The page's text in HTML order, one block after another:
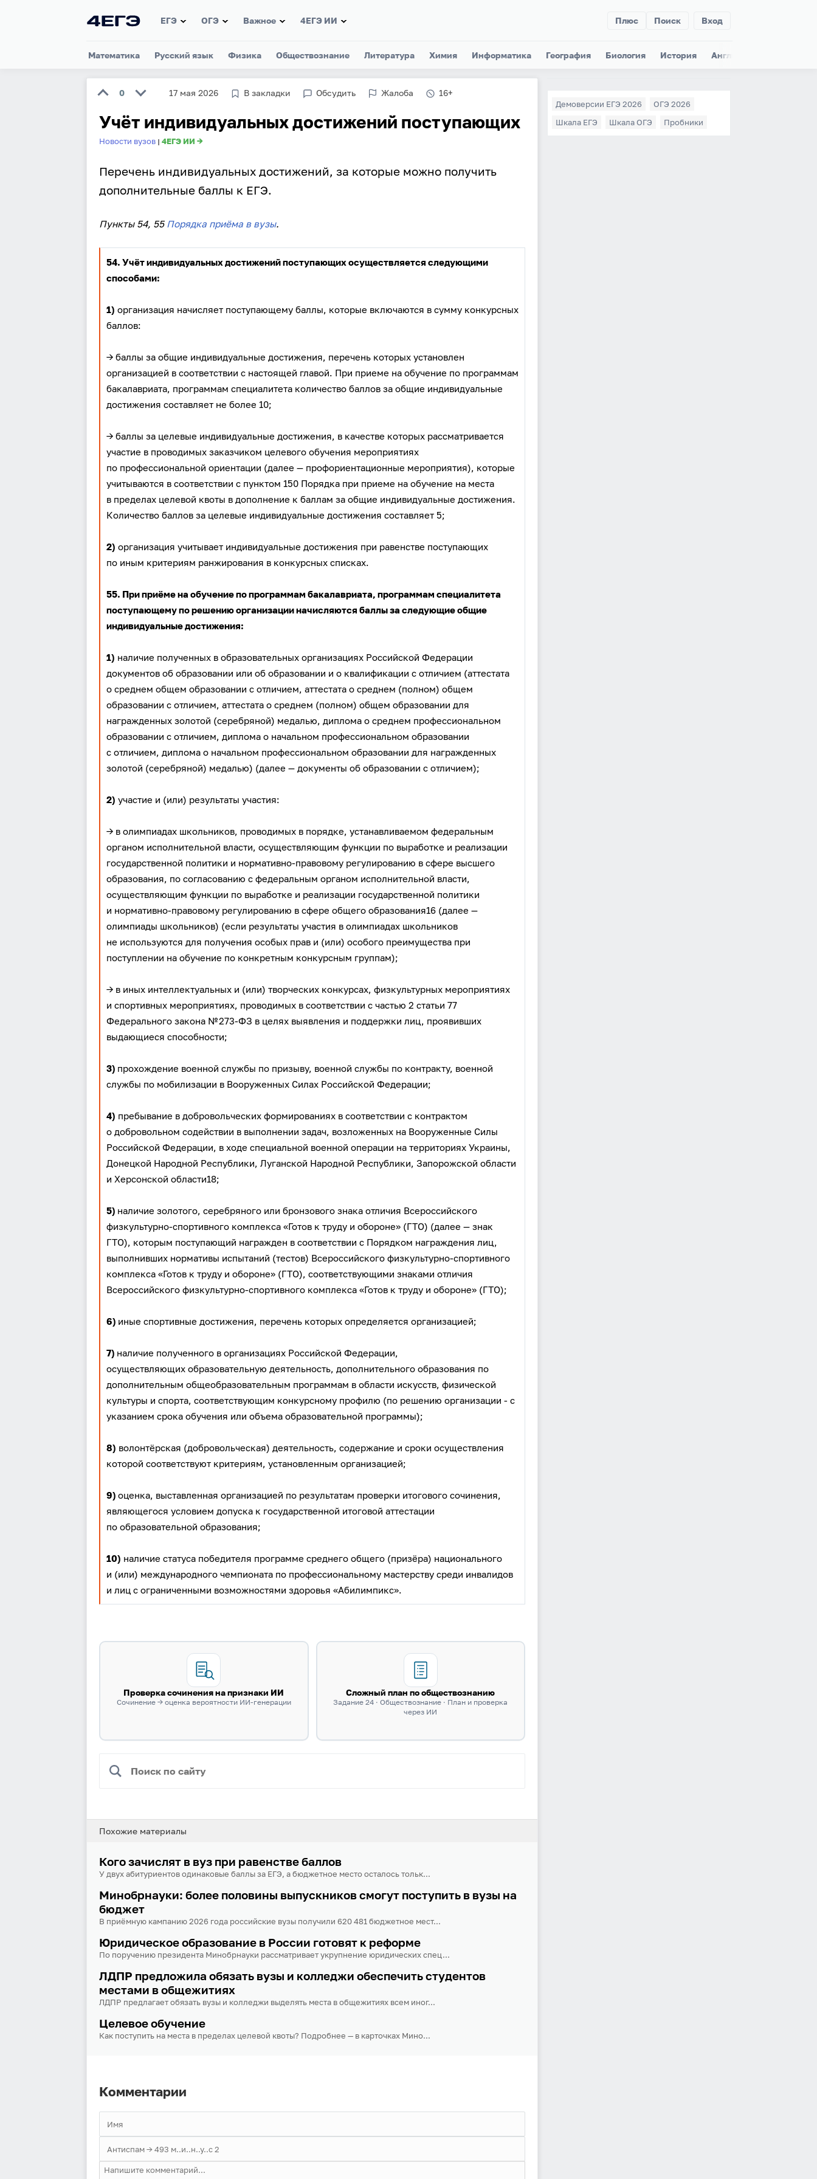
Вход Регистрация
Антиспам:Загрузка...
Даю согласие наобработку своих персональных данных
принимаюПользовательское соглашение
Войти
Войти через Вконтакте
Войти через Яндекс
ЕГЭ ОГЭ Важное 4ЕГЭ ИИ Вход
Плюс Поиск
Математика Русский язык Физика Обществознание Литература Химия Информатика География Биология История Английский
0 17 мая 2026 В закладки Обсудить Жалоба 16+
Учёт индивидуальных достижений поступающих
Новости вузов | 4ЕГЭ ИИ →
Перечень индивидуальных достижений, за которые можно получить
дополнительные баллы к ЕГЭ.
Пункты 54, 55 Порядка приёма в вузы.
54. Учёт индивидуальных достижений поступающих осуществляется следующими
способами:
1) организация начисляет поступающему баллы, которые включаются в сумму конкурсных
баллов:
→ баллы за общие индивидуальные достижения, перечень которых установлен
организацией в соответствии с настоящей главой. При приеме на обучение по программам
бакалавриата, программам специалитета количество баллов за общие индивидуальные
достижения составляет не более 10;
→ баллы за целевые индивидуальные достижения, в качестве которых рассматривается
участие в проводимых заказчиком целевого обучения мероприятиях
по профессиональной ориентации (далее — профориентационные мероприятия), которые
учитываются в соответствии с пунктом 150 Порядка при приеме на обучение на места
в пределах целевой квоты в дополнение к баллам за общие индивидуальные достижения.
Количество баллов за целевые индивидуальные достижения составляет 5;
2) организация учитывает индивидуальные достижения при равенстве поступающих
по иным критериям ранжирования в конкурсных списках.
55. При приёме на обучение по программам бакалавриата, программам специалитета
поступающему по решению организации начисляются баллы за следующие общие
индивидуальные достижения:
1) наличие полученных в образовательных организациях Российской Федерации
документов об образовании или об образовании и о квалификации с отличием (аттестата
о среднем общем образовании с отличием, аттестата о среднем (полном) общем
образовании с отличием, аттестата о среднем (полном) общем образовании для
награжденных золотой (серебряной) медалью, диплома о среднем профессиональном
образовании с отличием, диплома о начальном профессиональном образовании
с отличием, диплома о начальном профессиональном образовании для награжденных
золотой (серебряной) медалью) (далее — документы об образовании с отличием);
2) участие и (или) результаты участия:
→ в олимпиадах школьников, проводимых в порядке, устанавливаемом федеральным
органом исполнительной власти, осуществляющим функции по выработке и реализации
государственной политики и нормативно-правовому регулированию в сфере высшего
образования, по согласованию с федеральным органом исполнительной власти,
осуществляющим функции по выработке и реализации государственной политики
и нормативно-правовому регулированию в сфере общего образования16 (далее —
олимпиады школьников) (если результаты участия в олимпиадах школьников
не используются для получения особых прав и (или) особого преимущества при
поступлении на обучение по конкретным конкурсным группам);
→ в иных интеллектуальных и (или) творческих конкурсах, физкультурных мероприятиях
и спортивных мероприятиях, проводимых в соответствии с частью 2 статьи 77
Федерального закона № 273-ФЗ в целях выявления и поддержки лиц, проявивших
выдающиеся способности;
3) прохождение военной службы по призыву, военной службы по контракту, военной
службы по мобилизации в Вооруженных Силах Российской Федерации;
4) пребывание в добровольческих формированиях в соответствии с контрактом
о добровольном содействии в выполнении задач, возложенных на Вооруженные Силы
Российской Федерации, в ходе специальной военной операции на территориях Украины,
Донецкой Народной Республики, Луганской Народной Республики, Запорожской области
и Херсонской области18;
5) наличие золотого, серебряного или бронзового знака отличия Всероссийского
физкультурно-спортивного комплекса «Готов к труду и обороне» (ГТО) (далее — знак
ГТО), которым поступающий награжден в соответствии с Порядком награждения лиц,
выполнивших нормативы испытаний (тестов) Всероссийского физкультурно-спортивного
комплекса «Готов к труду и обороне» (ГТО), соответствующими знаками отличия
Всероссийского физкультурно-спортивного комплекса «Готов к труду и обороне» (ГТО);
6) иные спортивные достижения, перечень которых определяется организацией;
7) наличие полученного в организациях Российской Федерации,
осуществляющих образовательную деятельность, дополнительного образования по
дополнительным общеобразовательным программам в области искусств, физической
культуры и спорта, соответствующим конкурсному профилю (по решению организации - с
указанием срока обучения или объема образовательной программы);
8) волонтёрская (добровольческая) деятельность, содержание и сроки осуществления
которой соответствуют критериям, установленным организацией;
9) оценка, выставленная организацией по результатам проверки итогового сочинения,
являющегося условием допуска к государственной итоговой аттестации
по образовательной образования;
10) наличие статуса победителя программе среднего общего (призёра) национального
и (или) международного чемпионата по профессиональному мастерству среди инвалидов
и лиц с ограниченными возможностями здоровья «Абилимпикс».
Проверка сочинения на признаки ИИ
Сочинение → оценка вероятности ИИ-генерации
Сложный план по обществознанию
Задание 24 · Обществознание · План и проверка
через ИИ
Похожие материалы
Кого зачислят в вуз при равенстве баллов
У двух абитуриентов одинаковые баллы за ЕГЭ, а бюджетное место осталось тольк...
Минобрнауки: более половины выпускников смогут поступить в вузы на
бюджет
В приёмную кампанию 2026 года российские вузы получили 620 481 бюджетное мест...
Юридическое образование в России готовят к реформе
По поручению президента Минобрнауки рассматривает укрупнение юридических спец...
ЛДПР предложила обязать вузы и колледжи обеспечить студентов
местами в общежитиях
ЛДПР предлагает обязать вузы и колледжи выделять места в общежитиях всем иног...
Целевое обучение
Как поступить на места в пределах целевой квоты? Подробнее — в карточках Мино...
Комментарии
Демоверсии ЕГЭ 2026
ОГЭ 2026
Шкала ЕГЭ
Шкала ОГЭ Пробники